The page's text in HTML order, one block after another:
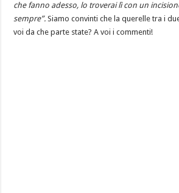
che fanno adesso, lo troverai lì con un
sempre”.Siamo convinti che la querelle tra i
voi da che parte state? A voi i commenti!